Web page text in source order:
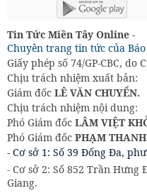
Tin Tức Miền Tây Online -
Chuyên trang tin tức của
Giấy phép số 74/GP-CBC,
Chịu trách nhiệm xuất bản:
Giám đốc LÊ VĂN CHUYỂN.
Chịu trách nhiệm nội dung:
Phó Giám đốc LÂM VIỆT
Phó Giám đốc PHẠM
- Cơ sở 1: Số 39 Đống Đa,
- Cơ sở 2: Số 852 Trần
Giang.